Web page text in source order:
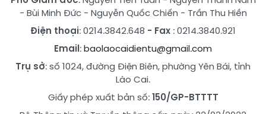
- Bùi Minh Đức- Nguyễn Quốc Chiến - Trần Thu Hiền
Điện thoại: 0214.3842.648 - Fax : 0214.3840.921
Email:baolaocaidientu@gmail.com
Trụ sở: số 1024, đường Điện Biên, phường Yên Bái, tỉnh
Lào Cai.
Giấy phép xuất bản số:150/GP-BTTTT